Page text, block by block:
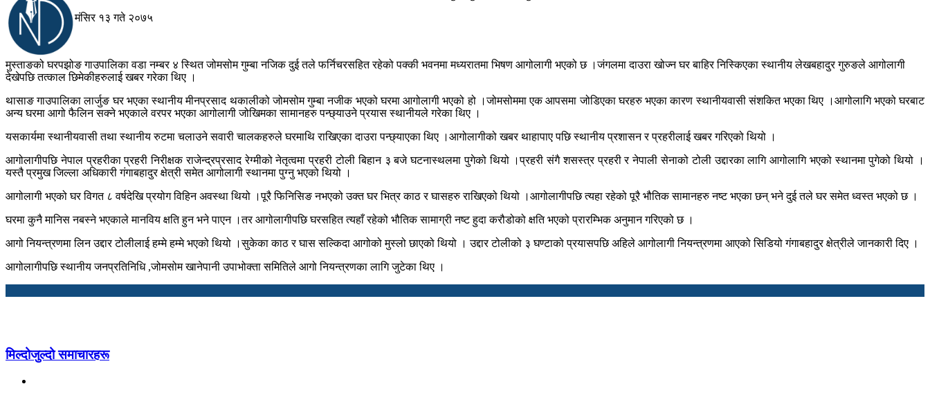
मंसिर १३ गते २०७५
मुस्ताङको घरपझोङ गाउपालिका वडा नम्बर ४ स्थित जोमसोम गुम्बा नजिक दुई तले फर्निचरसहित रहेको पक्की भवनमा मध्यरातमा भिषण आगोलागी भएको छ ।जंगलमा दाउरा खोज्न घर बाहिर निस्किएका स्थानीय लेखबहादुर गुरुङले आगोलागी
देखेपछि तत्काल छिमेकीहरुलाई खबर गरेका थिए ।
थासाङ गाउपालिका लार्जुङ घर भएका स्थानीय मीनप्रसाद थकालीको जोमसोम गुम्बा नजीक भएको घरमा आगोलागी भएको हो ।जोमसोममा एक आपसमा जोडिएका घरहरु भएका कारण स्थानीयवासी संशकित भएका थिए ।आगोलागि भएको घरबाट
अन्य घरमा आगो फैलिन सक्ने भएकाले वरपर भएका आगोलागी जोखिमका सामानहरु पन्छ्याउने प्रयास स्थानीयले गरेका थिए ।
यसकार्यमा स्थानीयवासी तथा स्थानीय रुटमा चलाउने सवारी चालकहरुले घरमाथि राखिएका दाउरा पन्छ्याएका थिए ।आगोलागीको खबर थाहापाए पछि स्थानीय प्रशासन र प्रहरीलाई खबर गरिएको थियो ।
आगोलागीपछि नेपाल प्रहरीका प्रहरी निरीक्षक राजेन्द्रप्रसाद रेग्मीको नेतृत्वमा प्रहरी टोली बिहान ३ बजे घटनास्थलमा पुगेको थियो ।प्रहरी संगै शसस्त्र प्रहरी र नेपाली सेनाको टोली उद्दारका लागि आगोलागि भएको स्थानमा पुगेको थियो ।
यस्तै प्रमुख जिल्ला अधिकारी गंगाबहादुर क्षेत्री समेत आगोलागी स्थानमा पुग्नु भएको थियो ।
आगोलागी भएको घर विगत ८ वर्षदेखि प्रयोग विहिन अवस्था थियो ।पूरै फिनिसिङ नभएको उक्त घर भित्र काठ र घासहरु राखिएको थियो ।आगोलागीपछि त्यहा रहेको पूरै भौतिक सामानहरु नष्ट भएका छन् भने दुई तले घर समेत ध्वस्त भएको छ ।
घरमा कुनै मानिस नबस्ने भएकाले मानविय क्षति हुन भने पाएन ।तर आगोलागीपछि घरसहित त्यहाँ रहेको भौतिक सामाग्री नष्ट हुदा करौडोको क्षति भएको प्रारम्भिक अनुमान गरिएको छ ।
आगो नियन्त्रणमा लिन उद्दार टोलीलाई हम्मे हम्मे भएको थियो ।सुकेका काठ र घास सल्किदा आगोको मुस्लो छाएको थियो । उद्दार टोलीको ३ घण्टाको प्रयासपछि अहिले आगोलागी नियन्त्रणमा आएको सिडियो गंगाबहादुर क्षेत्रीले जानकारी दिए ।
आगोलागीपछि स्थानीय जनप्रतिनिधि ,जोमसोम खानेपानी उपाभोक्ता समितिले आगो नियन्त्रणका लागि जुटेका थिए ।
मिल्दोजुल्दो समाचारहरू